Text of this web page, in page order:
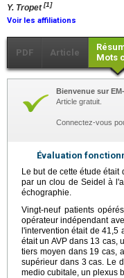
Y. Tropet[1]
Voir les affiliations
PDF Article
Mots
Bienvenue sur
Article gratuit.
Connectez-vous
Évaluation
Le but de cette étude
par un clou de Seidel à
échographie.
Vingt-neuf patients
opérateur indépendant
l'intervention était de 41,5
était un AVP dans 13 cas,
tiers moyen dans 19 cas,
supérieur dans 3 cas. Le
medio cubitale, un plexus